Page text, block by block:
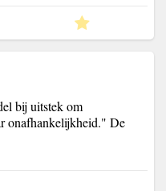
bij uitstek om
onafhankelijkheid." De